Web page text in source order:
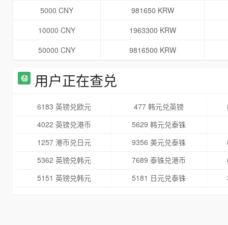
5000 CNY
981650 KRW
10000 CNY
1963300 KRW
50000 CNY
9816500 KRW
用户正在查兑
6183 英镑兑欧元 477 韩元兑英镑
4022 英镑兑港币
5629 韩元兑泰铢
1257 港币兑日元
9356 美元兑泰铢
5362 英镑兑韩元
7689 泰铢兑港币
5151 英镑兑韩元
5181 日元兑泰铢